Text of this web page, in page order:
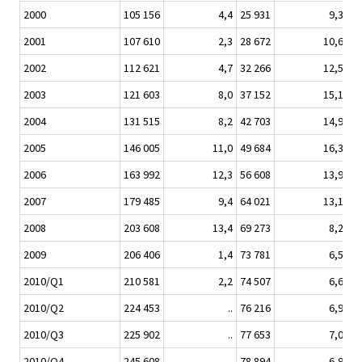
2000
105 156 4,4 25 931 9,3
2001
107 610 2,3 28 672 10,6
2002
112 621 4,7 32 266 12,5
2003
121 603 8,0 37 152 15,1
2004
131 515 8,2 42 703 14,9
2005
146 005 11,0 49 684 16,3
2006
163 992 12,3 56 608 13,9
2007
179 485 9,4 64 021 13,1
2008
203 608 13,4 69 273 8,2
2009
206 406 1,4 73 781 6,5
2010/Q1
210 581 2,2 74 507 6,6
2010/Q2
224 453 .. 76 216 6,9
2010/Q3
225 902 .. 77 653 7,0